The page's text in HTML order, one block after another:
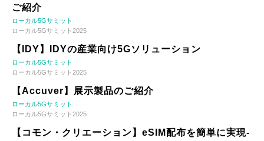
ご紹介
ローカル5Gサミット
ローカル5Gサミット2025
【IDY】IDYの産業向け5Gソリューション
ローカル5Gサミット
ローカル5Gサミット2025
【Accuver】展示製品のご紹介
ローカル5Gサミット
ローカル5Gサミット2025
【コモン・クリエーション】eSIM配布を簡単に実現-